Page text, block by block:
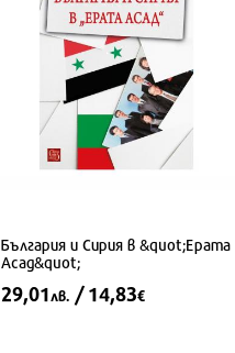
България и Сирия в &quot;Ерата
Асад&quot;
29,01лв. / 14,83€